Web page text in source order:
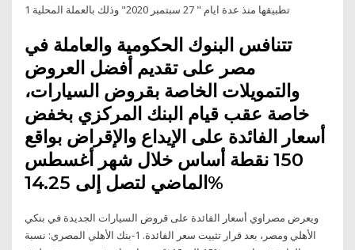
تطبيقها منذ عدة ايام " 27 سبتمبر 2020" وذلك بالعملة المحلية 1
تتنافس البنوك الحكومية والعاملة في
مصر على تقديم أفضل العروض
والتمويلات الخاصة بقروض السيارات،
خاصة عقب قيام البنك المركزي بخفض
أسعار الفائدة على الإيداع والإقراض بواقع
150 نقطة أساس خلال شهر أغسطس
الماضي لتصل إلى 14.25%
ويعرض مصراوي أسعار الفائدة على قروض السيارات الجديدة في بنكي
الأهلي ومصر، بعد قرار تثبيت سعر الفائدة. 1-بنك الأهلي المصري: نسبة